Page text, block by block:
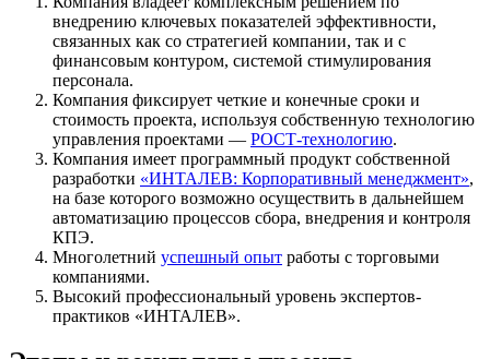
внедрению ключевых показателей эффективности,
связанных как со стратегией компании, так и с
финансовым контуром, системой стимулирования
персонала.
Компания фиксирует четкие и конечные сроки и
стоимость проекта, используя собственную технологию
управления проектами — РОСТ-технологию.
Компания имеет программный продукт собственной
разработки «ИНТАЛЕВ: Корпоративный менеджмент»,
на базе которого возможно осуществить в дальнейшем
автоматизацию процессов сбора, внедрения и контроля
КПЭ.
Многолетний успешный опыт работы с торговыми
компаниями.
Высокий профессиональный уровень экспертов-
практиков «ИНТАЛЕВ».